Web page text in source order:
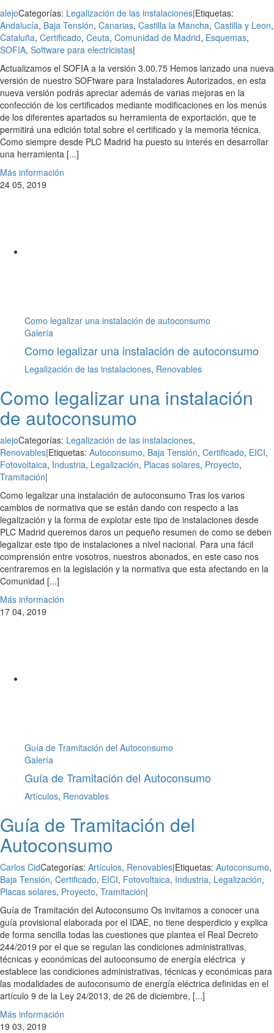
alejoCategorías: Legalización de las instalaciones|Etiquetas:
Andalucía, Baja Tensión, Canarias, Castilla la Mancha, Castilla y Leon,
Cataluña, Certificado, Ceuta, Comunidad de Madrid, Esquemas,
SOFIA, Software para electricistas|
Actualizamos el SOFIA a la versión 3.00.75 Hemos lanzado una nueva
versión de nuestro SOFtware para Instaladores Autorizados, en esta
nueva versión podrás apreciar además de varias mejoras en la
confección de los certificados mediante modificaciones en los menús
de los diferentes apartados su herramienta de exportación, que te
permitirá una edición total sobre el certificado y la memoria técnica.
Como siempre desde PLC Madrid ha puesto su interés en desarrollar
una herramienta [...]
Más información
24 05, 2019
Como legalizar una instalación de autoconsumo
Galería
Como legalizar una instalación de autoconsumo
Legalización de las instalaciones, Renovables
Como legalizar una instalación
de autoconsumo
alejoCategorías: Legalización de las instalaciones,
Renovables|Etiquetas: Autoconsumo, Baja Tensión, Certificado, EICI,
Fotovoltaica, Industria, Legalización, Placas solares, Proyecto,
Tramitación|
Como legalizar una instalación de autoconsumo Tras los varios
cambios de normativa que se están dando con respecto a las
legalización y la forma de explotar este tipo de instalaciones desde
PLC Madrid queremos daros un pequeño resumen de como se deben
legalizar este tipo de instalaciones a nivel nacional. Para una fácil
comprensión entre vosotros, nuestros abonados, en este caso nos
centraremos en la legislación y la normativa que esta afectando en la
Comunidad [...]
Más información
17 04, 2019
Guía de Tramitación del Autoconsumo
Galería
Guía de Tramitación del Autoconsumo
Artículos, Renovables
Guía de Tramitación del
Autoconsumo
Carlos CidCategorías: Artículos, Renovables|Etiquetas: Autoconsumo,
Baja Tensión, Certificado, EICI, Fotovoltaica, Industria, Legalización,
Placas solares, Proyecto, Tramitación|
Guía de Tramitación del Autoconsumo Os invitamos a conocer una
guía provisional elaborada por el IDAE, no tiene desperdicio y explica
de forma sencilla todas las cuestiones que plantea el Real Decreto
244/2019 por el que se regulan las condiciones administrativas,
técnicas y económicas del autoconsumo de energía eléctrica y
establece las condiciones administrativas, técnicas y económicas para
las modalidades de autoconsumo de energía eléctrica definidas en el
artículo 9 de la Ley 24/2013, de 26 de diciembre, [...]
Más información
19 03, 2019